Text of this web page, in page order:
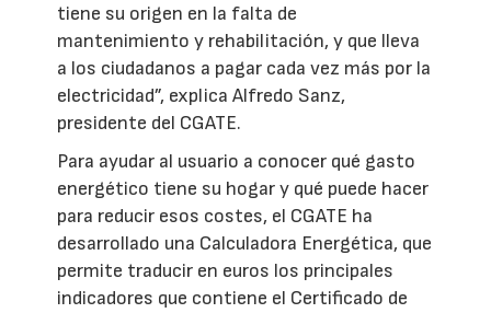
tiene su origen en la falta de
mantenimiento y rehabilitación, y que lleva
a los ciudadanos a pagar cada vez más por la
electricidad”, explica Alfredo Sanz,
presidente del CGATE.
Para ayudar al usuario a conocer qué gasto
energético tiene su hogar y qué puede hacer
para reducir esos costes, el CGATE ha
desarrollado una Calculadora Energética, que
permite traducir en euros los principales
indicadores que contiene el Certificado de